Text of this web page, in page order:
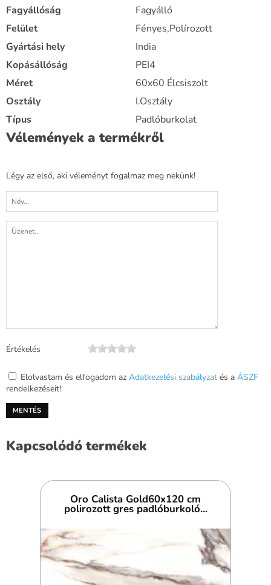
Fagyállóság
Fagyálló
Felület
Fényes,Polírozott
Gyártási hely
India
Kopásállóság
PEI4
Méret
60x60 Élcsiszolt
Osztály
I.Osztály
Típus
Padlóburkolat
Vélemények a termékről
Légy az első, aki véleményt fogalmaz meg nekünk!
Értékelés
Elolvastam és elfogadom az Adatkezelési szabályzat és a ÁSZF
rendelkezéseit!
Kapcsolódó termékek
Oro Calista Gold60x120 cm
polirozott gres padlóburkoló...